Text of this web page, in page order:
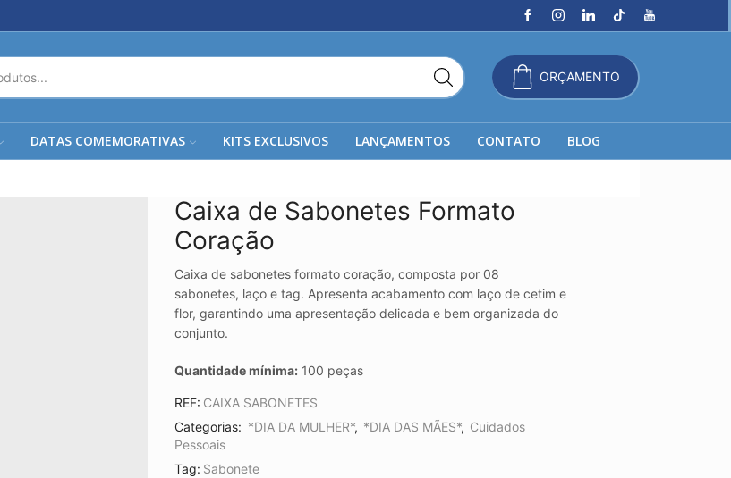
DE
PESQUISA
ORÇAMENTO
DATAS COMEMORATIVAS KITS EXCLUSIVOS LANÇAMENTOS CONTATO BLOG
Caixa de Sabonetes Formato
Coração
Caixa de sabonetes formato coração, composta por 08
sabonetes, laço e tag. Apresenta acabamento com laço de cetim e
flor, garantindo uma apresentação delicada e bem organizada do
conjunto.
Quantidade mínima: 100 peças
REF: CAIXA SABONETES
Categorias: *DIA DA MULHER*, *DIA DAS MÃES*, Cuidados
Pessoais
Tag: Sabonete